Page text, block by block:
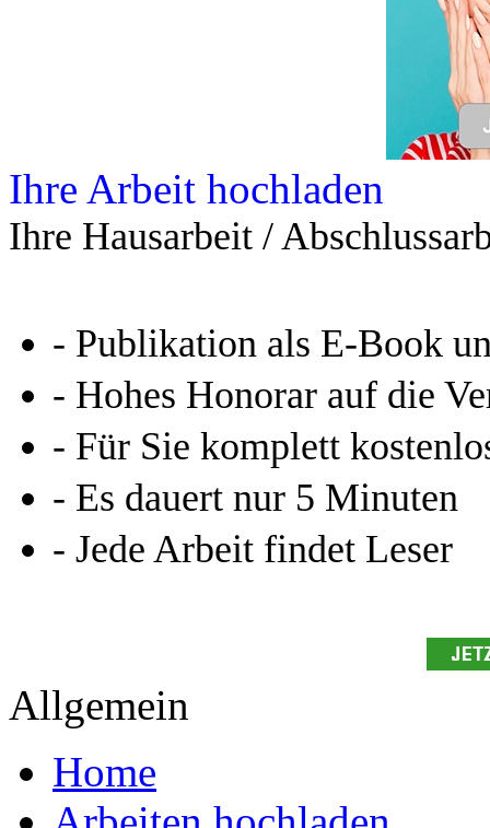
Leseprobe aus 65 Seiten
Kennen Sie schon das
Online-Magazin von
neugierig - aktuell -
Entdecken Sie hilfreiche